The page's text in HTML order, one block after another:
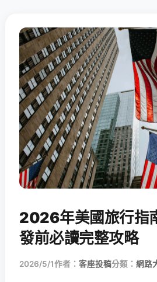
2026年美國旅行指
發前必讀完整攻略
2026/5/1作者： 客座投稿分類： 網路